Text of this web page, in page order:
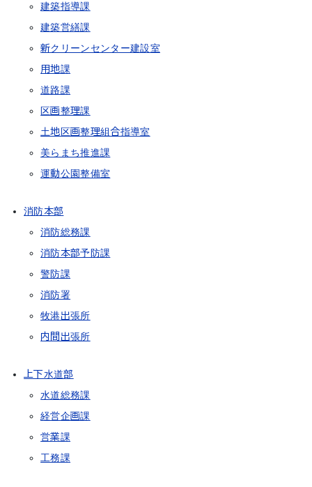
建築指導課
建築営繕課
新クリーンセンター建設室
用地課
道路課
区画整理課
土地区画整理組合指導室
美らまち推進課
運動公園整備室
消防本部
消防総務課
消防本部予防課
警防課
消防署
牧港出張所
内間出張所
上下水道部
水道総務課
経営企画課
営業課
工務課